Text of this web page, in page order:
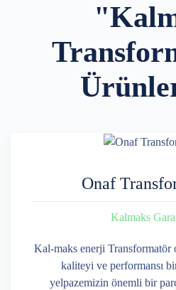
Onaf
Kalmaks
Kal-maks enerji Transformatör
kaliteyi ve performansı
yelpazemizin önemli bir